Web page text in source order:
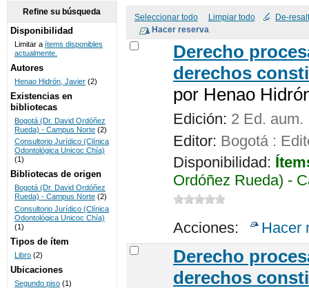
DE
BIBLIOTECAS
UNICOC
Seleccionar todo Limpiar todo De-
Derecho
derechos
por Henao
Edición: 2 Ed. aum.
Editor: Bogotá :
Disponibilidad:
Ordóñez Rueda) -
Acciones: Hacer
Derecho
derechos
Refine su búsqueda
Disponibilidad
Limitar a ítems disponibles
actualmente.
Autores
Henao Hidrón, Javier (2)
Existencias en
bibliotecas
Bogotá (Dr. David Ordóñez
Rueda) - Campus Norte (2)
Consultorio Jurídico (Clínica
Odontológica Unicoc Chía)
(1)
Bibliotecas de origen
Bogotá (Dr. David Ordóñez
Rueda) - Campus Norte (2)
Consultorio Jurídico (Clínica
Odontológica Unicoc Chía)
(1)
Tipos de ítem
Libro (2)
Ubicaciones
Segundo piso (1)